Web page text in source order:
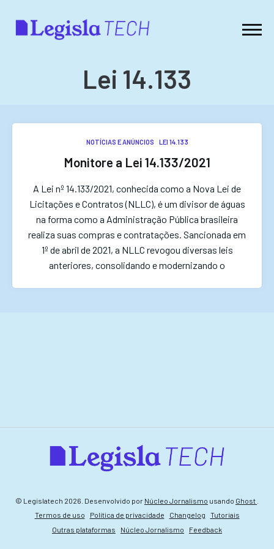
Lei 14.133
NOTÍCIAS E ANÚNCIOS LEI 14.133
Monitore a Lei 14.133/2021
A Lei nº 14.133/2021, conhecida como a Nova Lei de
Licitações e Contratos (NLLC), é um divisor de águas
na forma como a Administração Pública brasileira
realiza suas compras e contratações. Sancionada em
1º de abril de 2021, a NLLC revogou diversas leis
anteriores, consolidando e modernizando o
© Legislatech 2026. Desenvolvido por Núcleo Jornalismo usando Ghost
Termos de uso
Política de privacidade Changelog
Tutoriais
Outras plataformas
Núcleo Jornalismo Feedback